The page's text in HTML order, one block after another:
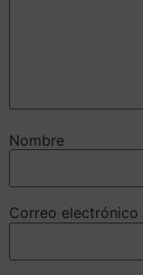
Nombre
Correo electrónico